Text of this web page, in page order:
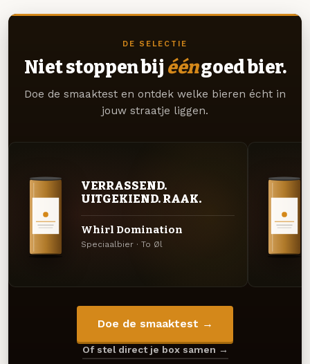
DE SELECTIE
Niet stoppen bij ééngoed bier.
Doe de smaaktest en ontdek welke bieren écht in
jouw straatje liggen.
VERRASSEND.
UITGEKIEND. RAAK.
Whirl Domination
Speciaalbier · To Øl
Doe de smaaktest →
Of stel direct je box samen →